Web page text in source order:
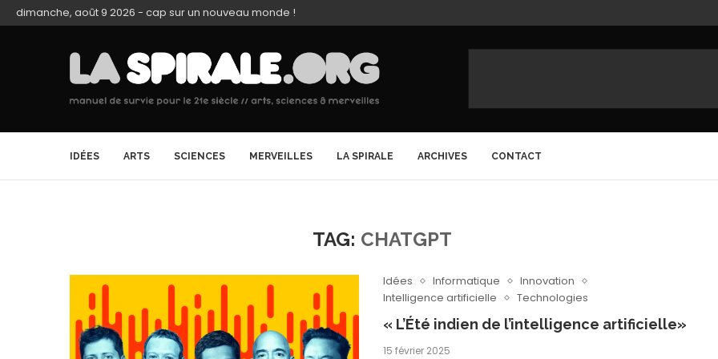
dimanche, août 9 2026 - cap sur un nouveau monde !
IDÉES ARTS SCIENCES MERVEILLES LA SPIRALE ARCHIVES CONTACT
TAG: CHATGPT
Idées Informatique
Innovation
Intelligence artificielle
Technologies
« L’Été indien de l’intelligence artificielle»
15 février 2025